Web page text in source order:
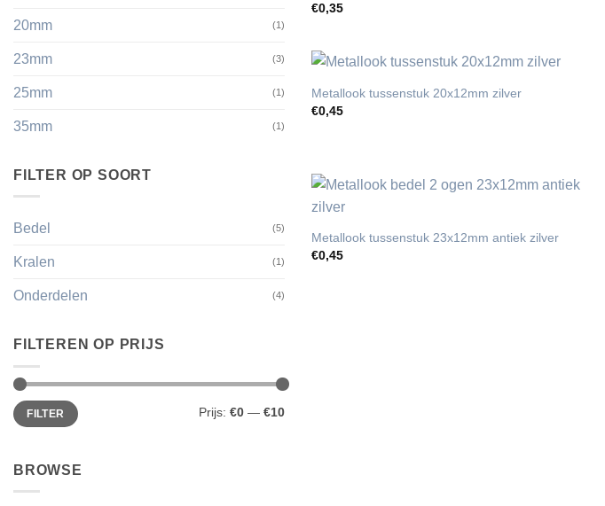
20mm (1)
23mm (3)
25mm (1)
35mm (1)
FILTER OP SOORT
Bedel (5)
Kralen (1)
Onderdelen (4)
FILTEREN OP PRIJS
Min.
prijs
Max.
prijsFILTER Prijs: €0 — €10
BROWSE
€0,35
Metallook tussenstuk 20x12mm zilver
€0,45
Metallook tussenstuk 23x12mm antiek zilver
€0,45